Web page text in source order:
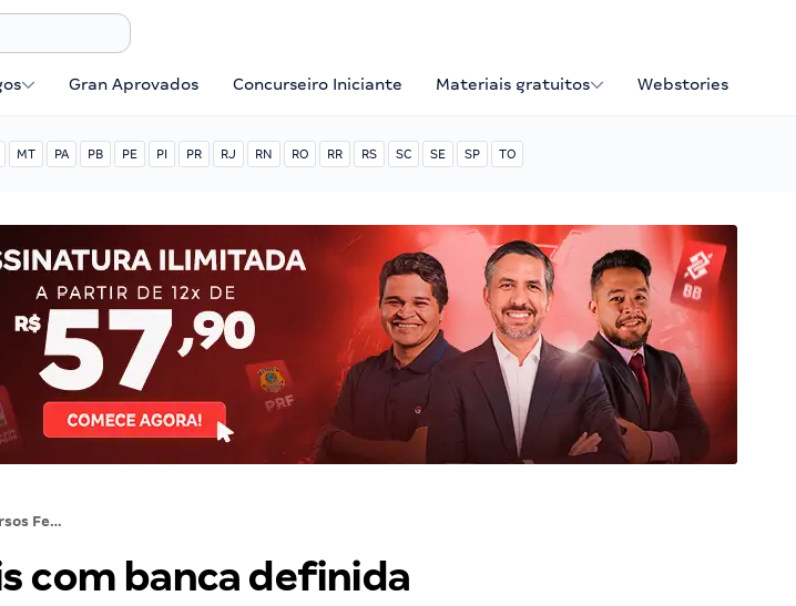
Gran Aprovados Concurseiro Iniciante Materiais gratuitos Webstories
MT PA PB PE PI PR RJ RN RO RR RS SC SE SP TO
Concursos Federais com banca definida ou em definição. Veja
com banca definida